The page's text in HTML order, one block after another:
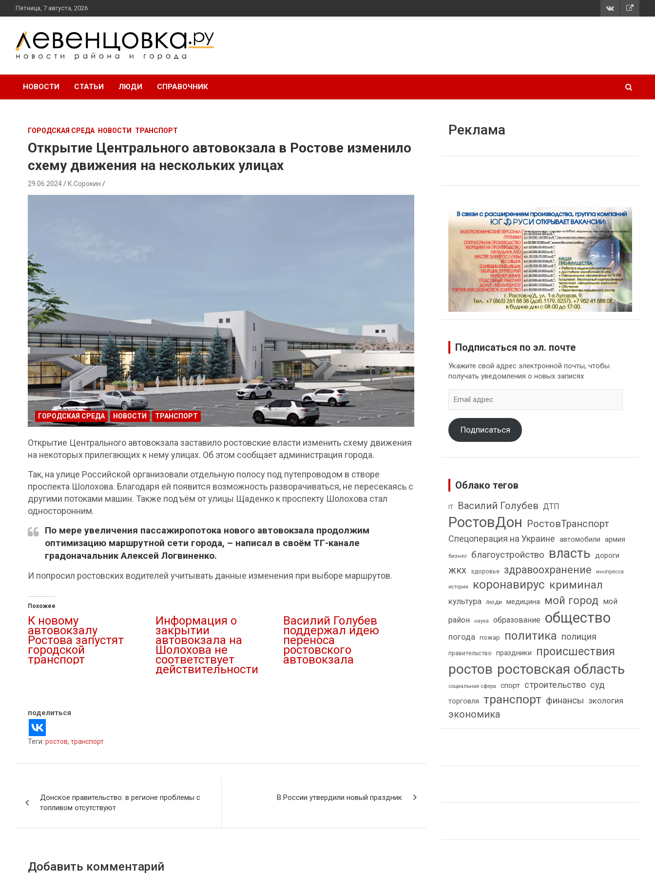
перейти
к
Пятница, 7 августа, 2026
Левенцовка Ру
НОВОСТИ СТАТЬИ ЛЮДИ СПРАВОЧНИК
ГОРОДСКАЯ СРЕДА НОВОСТИ ТРАНСПОРТ
Открытие Центрального автовокзала в Ростове изменило
схему движения на нескольких улицах
29.06.2024 К.Сорокин
ГОРОДСКАЯ СРЕДА НОВОСТИ ТРАНСПОРТ
Открытие Центрального автовокзала заставило ростовские власти изменить схему движения
на некоторых прилегающих к нему улицах. Об этом сообщает администрация города.
Так, на улице Российской организовали отдельную полосу под путепроводом в створе
проспекта Шолохова. Благодаря ей появится возможность разворачиваться, не пересекаясь с
другими потоками машин. Также подъём от улицы Щаденко к проспекту Шолохова стал
односторонним.
По мере увеличения пассажиропотока нового автовокзала продолжим
оптимизацию маршрутной сети города, – написал в своём ТГ-канале
градоначальник Алексей Логвиненко.
И попросил ростовских водителей учитывать данные изменения при выборе маршрутов.
Похожее
К новому
автовокзалу
Ростова запустят
городской
транспорт
Информация о
закрытии
автовокзала на
Шолохова не
соответствует
действительности
Василий Голубев
поддержал идею
переноса
ростовского
автовокзала
поделиться
Теги: ростов, транспорт
по
записям
Донское правительство: в регионе проблемы с
топливом отсутствуют
В России утвердили новый праздник
Добавить комментарий
Реклама
Подписаться по эл. почте
Укажите свой адрес электронной почты, чтобы
получать уведомления о новых записях
адрес
Подписаться
Облако тегов
IT Василий Голубев ДТП
РостовДон РостовТранспорт
Спецоперация на Украине автомобили армия
бизнес благоустройство власть дороги
жкх здоровье здравоохранение инопресса
история коронавирус криминал
культура люди медицина мой город мой
район
наука образование общество
погода пожар политика полиция
правительство праздники происшествия
ростов ростовская область
социальная сфера спорт строительство суд
торговля транспорт финансы экология
экономика